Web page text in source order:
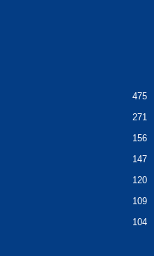
475
271
156
147
120
109
104